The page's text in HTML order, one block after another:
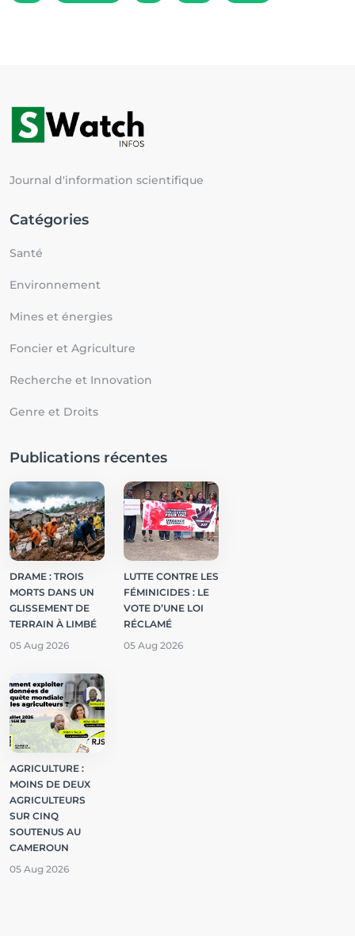
Journal d'information scientifique
Catégories
Santé
Environnement
Mines et énergies
Foncier et Agriculture
Recherche et Innovation
Genre et Droits
Publications récentes
DRAME : TROIS
MORTS DANS UN
GLISSEMENT DE
TERRAIN À LIMBÉ
05 Aug 2026
LUTTE CONTRE LES
FÉMINICIDES : LE
VOTE D’UNE LOI
RÉCLAMÉ
05 Aug 2026
AGRICULTURE :
MOINS DE DEUX
AGRICULTEURS
SUR CINQ
SOUTENUS AU
CAMEROUN
05 Aug 2026